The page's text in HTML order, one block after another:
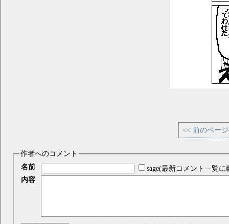
<< 前のペー
作者へのコメント
名前
sage(最新コメント一覧に
内容